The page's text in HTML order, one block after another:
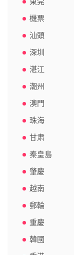
機票
汕頭
深圳
湛江
潮州
澳門
珠海
甘肃
秦皇島
肇慶
越南
郵輪
重慶
韓國